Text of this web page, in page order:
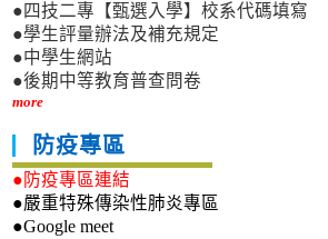
●四技二專【甄選入學】校系代碼填寫
●學生評量辦法及補充規定
●中學生網站
●後期中等教育普查問卷
more
防疫專區
●防疫專區連結
●嚴重特殊傳染性肺炎專區
●Google meet